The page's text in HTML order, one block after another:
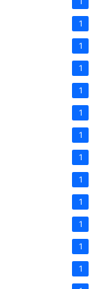
1
1
1
1
1
1
1
1
1
1
1
1